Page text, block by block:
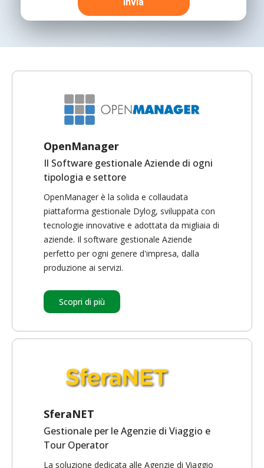
OpenManager
Il Software gestionale Aziende di ogni
tipologia e settore
OpenManager è la solida e collaudata
piattaforma gestionale Dylog, sviluppata con
tecnologie innovative e adottata da migliaia di
aziende. Il software gestionale Aziende
perfetto per ogni genere d'impresa, dalla
produzione ai servizi.
Scopri di più
SferaNET
Gestionale per le Agenzie di Viaggio e
Tour Operator
La soluzione dedicata alle Agenzie di Viaggio